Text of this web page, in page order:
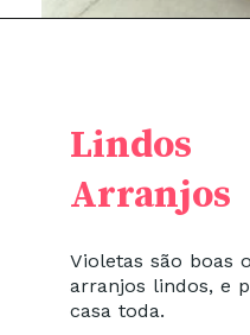
Violetas são boas
arranjos lindos, e
casa toda.
Lindos
Arranjos